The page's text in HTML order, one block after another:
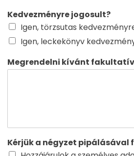
Kedvezményre jogosult?
Igen, törzsutas
Igen, leckekönyv
Megrendelni kívánt
Kérjük a négyzet pipálásával